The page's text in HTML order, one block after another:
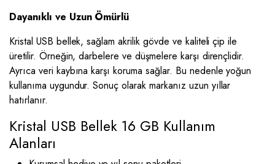
Dayanıklı ve Uzun Ömürlü
Kristal USB bellek, sağlam akrilik gövde ve kaliteli çip ile
üretilir. Örneğin, darbelere ve düşmelere karşı dirençlidir.
Ayrıca veri kaybına karşı koruma sağlar. Bu nedenle yoğun
kullanıma uygundur. Sonuç olarak markanız uzun yıllar
hatırlanır.
Kristal USB Bellek 16 GB Kullanım
Alanları